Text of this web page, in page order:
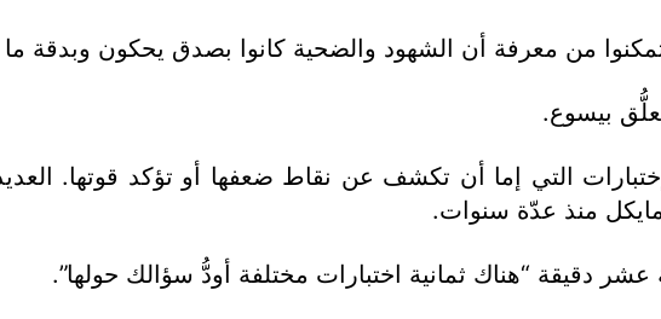
من معرفة أن الشهود والضحية كانوا بصدق يحكون وبدقة ما
بيسوع.
التي إما أن تكشف عن نقاط ضعفها أو تؤكد قوتها.
منذ عدّة سنوات.
دقيقة “هناك ثمانية اختبارات مختلفة أودُّ سؤالك حولها”.